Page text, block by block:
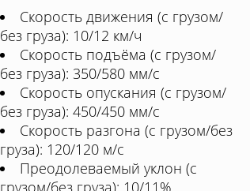
Скорость движения (с грузом/
без груза): 10/12 км/ч
Скорость подъёма (с грузом/
без груза): 350/580 мм/с
Скорость опускания (с грузом/
без груза): 450/450 мм/с
Скорость разгона (с грузом/без
груза): 120/120 м/с
Преодолеваемый уклон (с
грузом/без груза): 10/11%